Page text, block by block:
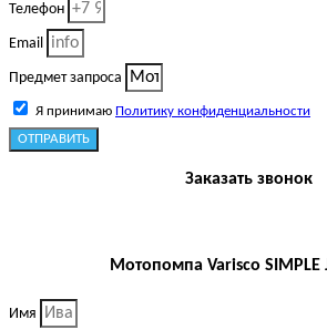
Телефон
Email
Предмет запроса
Я принимаю Политику конфиденциальности
ОТПРАВИТЬ
Заказать звонок
Мотопомпа Varisco SIMPLE
Имя